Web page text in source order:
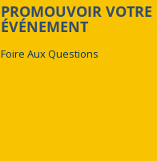
PROMOUVOIR VOTRE
ÉVÉNEMENT
Foire Aux Questions